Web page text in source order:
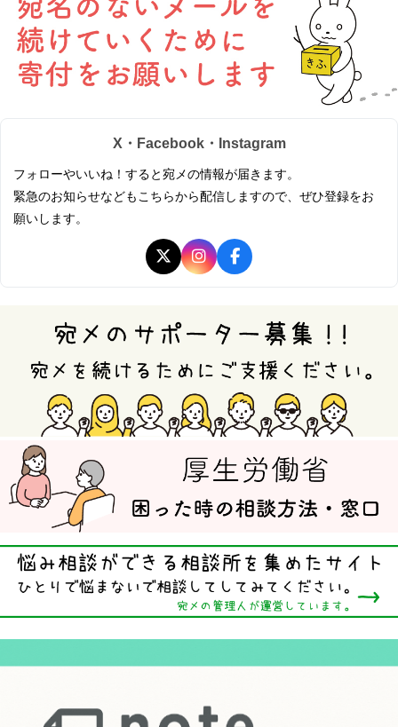
X・Facebook・Instagram
フォローやいいね！すると宛メの情報が届きます。
緊急のお知らせなどもこちらから配信しますので、ぜひ登録をお
願いします。